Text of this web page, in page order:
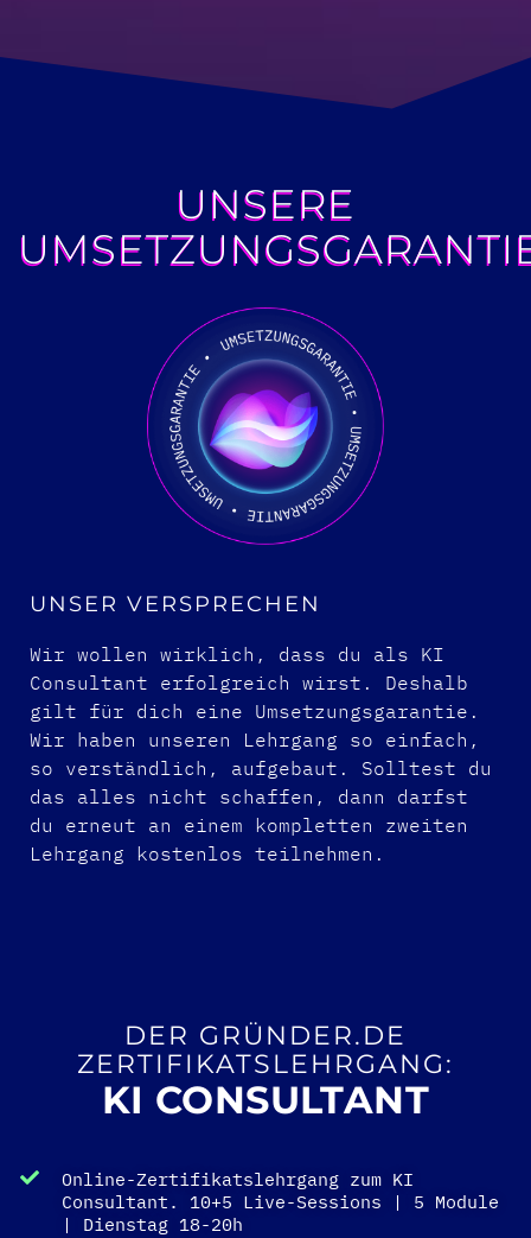
UNSERE
UNSER VERSPRECHEN
Wir wollen wirklich, dass du als KI
Consultant erfolgreich wirst. Deshalb
gilt für dich eine Umsetzungsgarantie.
Wir haben unseren Lehrgang so einfach,
so verständlich, aufgebaut. Solltest du
das alles nicht schaffen, dann darfst
du erneut an einem kompletten zweiten
Lehrgang kostenlos teilnehmen.
DER GRÜNDER.DE
ZERTIFIKATSLEHRGANG:
KI CONSULTANT
Online-Zertifikatslehrgang zum KI
Consultant. 10+5 Live-Sessions | 5 Module
| Dienstag 18-20h